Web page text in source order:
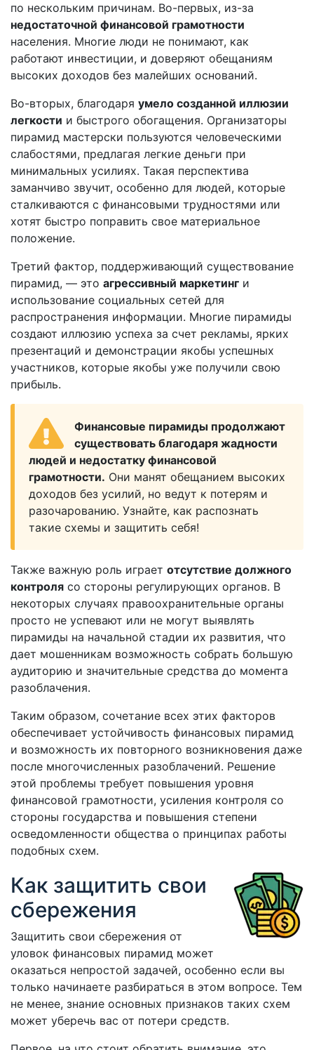
по нескольким причинам. Во-первых, из-за
недостаточной финансовой грамотности
населения. Многие люди не понимают, как
работают инвестиции, и доверяют обещаниям
высоких доходов без малейших оснований.
Во-вторых, благодаря умело созданной иллюзии
легкости и быстрого обогащения. Организаторы
пирамид мастерски пользуются человеческими
слабостями, предлагая легкие деньги при
минимальных усилиях. Такая перспектива
заманчиво звучит, особенно для людей, которые
сталкиваются с финансовыми трудностями или
хотят быстро поправить свое материальное
положение.
Третий фактор, поддерживающий существование
пирамид, — это агрессивный маркетинг и
использование социальных сетей для
распространения информации. Многие пирамиды
создают иллюзию успеха за счет рекламы, ярких
презентаций и демонстрации якобы успешных
участников, которые якобы уже получили свою
прибыль.
Финансовые пирамиды продолжают
существовать благодаря жадности
людей и недостатку финансовой
грамотности. Они манят обещанием высоких
доходов без усилий, но ведут к потерям и
разочарованию. Узнайте, как распознать
такие схемы и защитить себя!
Также важную роль играет отсутствие должного
контроля со стороны регулирующих органов. В
некоторых случаях правоохранительные органы
просто не успевают или не могут выявлять
пирамиды на начальной стадии их развития, что
дает мошенникам возможность собрать большую
аудиторию и значительные средства до момента
разоблачения.
Таким образом, сочетание всех этих факторов
обеспечивает устойчивость финансовых пирамид
и возможность их повторного возникновения даже
после многочисленных разоблачений. Решение
этой проблемы требует повышения уровня
финансовой грамотности, усиления контроля со
стороны государства и повышения степени
осведомленности общества о принципах работы
подобных схем.
Как защитить свои
сбережения
Защитить свои сбережения от
уловок финансовых пирамид может
оказаться непростой задачей, особенно если вы
только начинаете разбираться в этом вопросе. Тем
не менее, знание основных признаков таких схем
может уберечь вас от потери средств.